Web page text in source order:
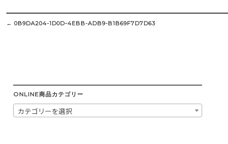
Post
navigation
← 0B9DA204-1D0D-4EBB-ADB9-B1B69F7D7D63
ONLINE商品カテゴリー
カテゴリーを選択